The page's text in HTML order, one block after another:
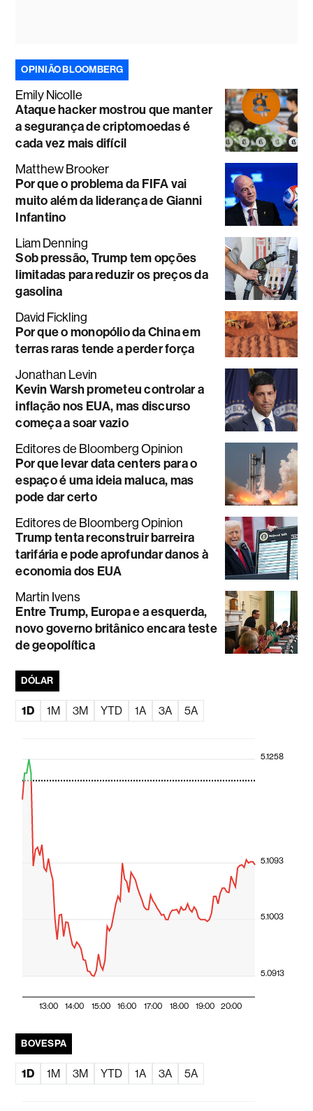
OPINIÃO BLOOMBERG
Emily Nicolle
Ataque hacker mostrou que manter
a segurança de criptomoedas é
cada vez mais difícil
Matthew Brooker
Por que o problema da FIFA vai
muito além da liderança de Gianni
Infantino
Liam Denning
Sob pressão, Trump tem opções
limitadas para reduzir os preços da
gasolina
David Fickling
Por que o monopólio da China em
terras raras tende a perder força
Jonathan Levin
Kevin Warsh prometeu controlar a
inflação nos EUA, mas discurso
começa a soar vazio
Editores de Bloomberg Opinion
Por que levar data centers para o
espaço é uma ideia maluca, mas
pode dar certo
Editores de Bloomberg Opinion
Trump tenta reconstruir barreira
tarifária e pode aprofundar danos à
economia dos EUA
Martin Ivens
Entre Trump, Europa e a esquerda,
novo governo britânico encara teste
de geopolítica
DÓLAR
1D 1M 3M YTD 1A 3A 5A
13:00 14:00 15:00 16:00 17:00 18:00 19:00 20:00
5.0913
5.1003
5.1093
5.1258
BOVESPA
1D 1M 3M YTD 1A 3A 5A